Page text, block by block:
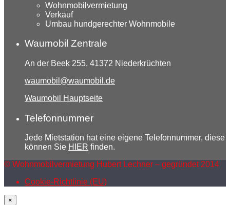
Wohnmobilvermietung
Verkauf
Umbau hundgerechter Wohnmobile
Waumobil Zentrale
An der Beek 255, 41372 Niederkrüchten
waumobil@waumobil.de
Waumobil Hauptseite
Telefonnummer
Jede Mietstation hat eine eigene Telefonnummer, diese
können Sie HIER finden.
© Wohnmobilvermietung Hubert Lechner – gegründet 2014
Cookie-Richtlinie (EU)
×